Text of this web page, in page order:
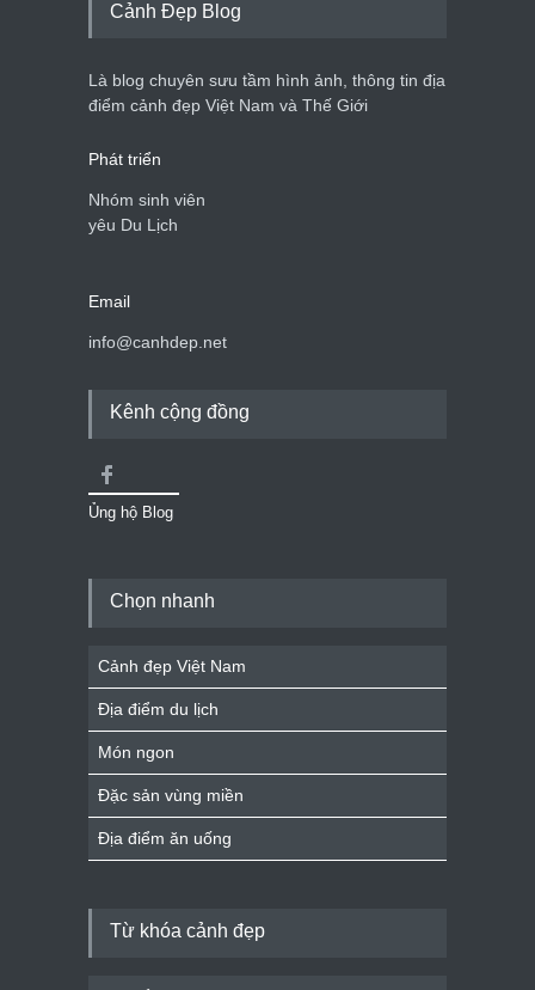
Cảnh Đẹp Blog
Là blog chuyên sưu tầm hình ảnh, thông tin địa
điểm cảnh đẹp Việt Nam và Thế Giới
Phát triển
Nhóm sinh viên
yêu Du Lịch
Email
info@canhdep.net
Kênh cộng đồng
Ủng hộ Blog
Chọn nhanh
Cảnh đẹp Việt Nam
Địa điểm du lịch
Món ngon
Đặc sản vùng miền
Địa điểm ăn uống
Từ khóa cảnh đẹp